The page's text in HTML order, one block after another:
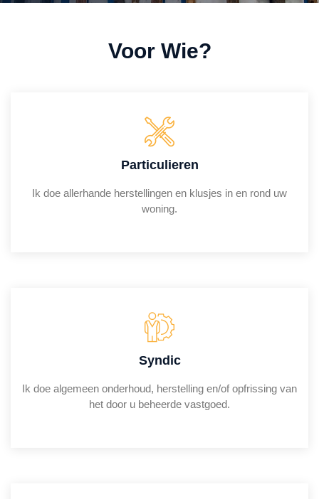
Voor Wie?
Particulieren
Ik doe allerhande herstellingen en klusjes in en rond uw
woning.
Syndic
Ik doe algemeen onderhoud, herstelling en/of opfrissing van
het door u beheerde vastgoed.